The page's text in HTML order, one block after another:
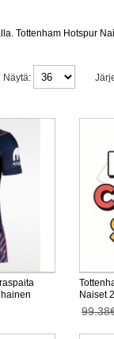
Tottenham Hotspur
Näytä:
Naiset